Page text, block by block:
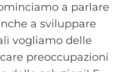
a parlare
a sviluppare
vogliamo delle
preoccupazioni